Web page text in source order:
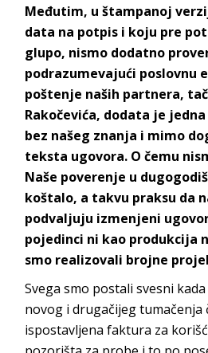
Međutim, u štampanoj
data na potpis i koju pre
glupo, nismo dodatno
podrazumevajući poslovnu
poštenje naših partnera,
Rakočevića, dodata je
bez našeg znanja i mimo
teksta ugovora. O čemu
Naše poverenje u
koštalo, a takvu praksu da
podvaljuju izmenjeni
pojedinci ni kao produkcija
smo realizovali brojne
Svega smo postali svesni
novog i drugačijeg tumačenja
ispostavljena faktura za